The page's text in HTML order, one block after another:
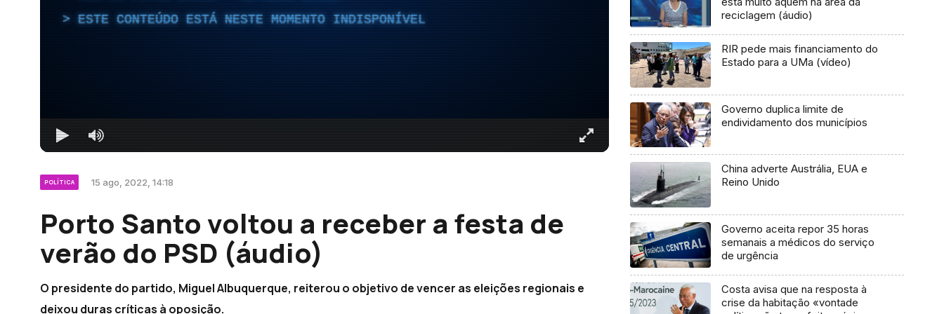
ESTE CONTEÚDO ESTÁ NESTE MOMENTO INDISPONÍVEL
POLÍTICA 15 ago, 2022, 14:18
Porto Santo voltou a receber a festa de
verão do PSD (áudio)
O presidente do partido, Miguel Albuquerque, reiterou o objetivo de vencer as eleições regionais e
deixou duras críticas à oposição.
reciclagem (áudio)
RIR pede mais financiamento do
Estado para a UMa (vídeo)
Governo duplica limite de
endividamento dos municípios
China adverte Austrália, EUA e
Reino Unido
Governo aceita repor 35 horas
semanais a médicos do serviço
de urgência
Costa avisa que na resposta à
crise da habitação «vontade